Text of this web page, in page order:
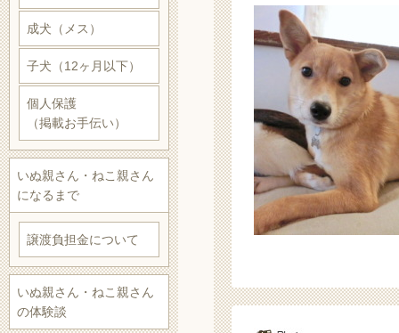
成犬（メス）
子犬（12ヶ月以下）
個人保護
（掲載お手伝い）
いぬ親さん・ねこ親さん
になるまで
譲渡負担金について
いぬ親さん・ねこ親さん
の体験談